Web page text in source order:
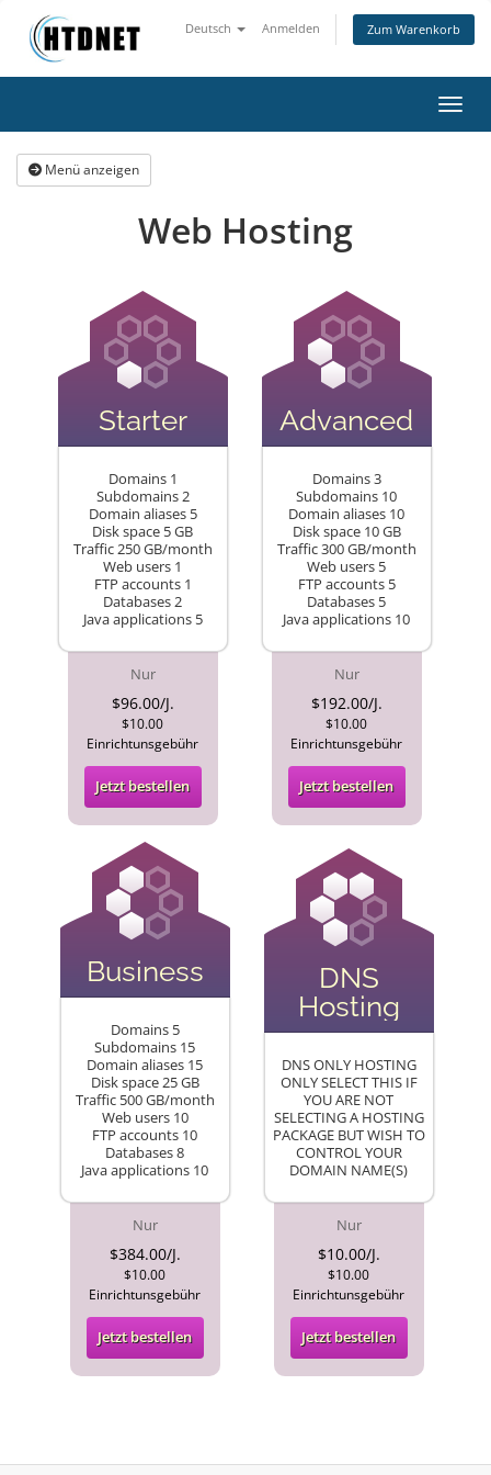
Deutsch Anmelden Zum Warenkorb
Menü anzeigen
Web Hosting
Starter
Domains 1
Subdomains 2
Domain aliases 5
Disk space 5 GB
Traffic 250 GB/month
Web users 1
FTP accounts 1
Databases 2
Java applications 5
Nur
$96.00/J.
$10.00
Einrichtunsgebühr
Jetzt bestellen
Advanced
Domains 3
Subdomains 10
Domain aliases 10
Disk space 10 GB
Traffic 300 GB/month
Web users 5
FTP accounts 5
Databases 5
Java applications 10
Nur
$192.00/J.
$10.00
Einrichtunsgebühr
Jetzt bestellen
Business
Domains 5
Subdomains 15
Domain aliases 15
Disk space 25 GB
Traffic 500 GB/month
Web users 10
FTP accounts 10
Databases 8
Java applications 10
Nur
$384.00/J.
$10.00
Einrichtunsgebühr
Jetzt bestellen
DNS
Hosting
DNS ONLY HOSTING
ONLY SELECT THIS IF
YOU ARE NOT
SELECTING A HOSTING
PACKAGE BUT WISH TO
CONTROL YOUR
DOMAIN NAME(S)
Nur
$10.00/J.
$10.00
Einrichtunsgebühr
Jetzt bestellen